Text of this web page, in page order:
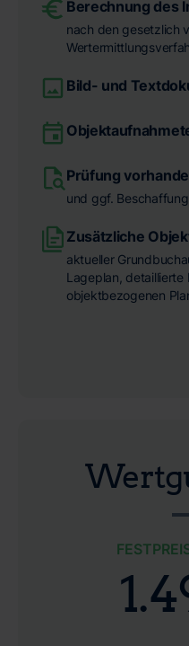
Berechnung des
nach den gesetzlich
Bild- und
Prüfung
und ggf.
Zusätzliche
aktueller
Lageplan,
objektbezogenen